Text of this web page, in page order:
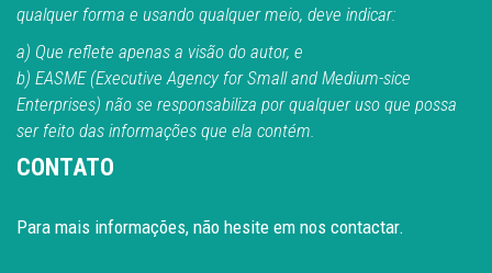
qualquer forma e usando qualquer meio, deve indicar:
a) Que reflete apenas a visão do autor, e
b) EASME (Executive Agency for Small and Medium-sice
Enterprises) não se responsabiliza por qualquer uso que possa
ser feito das informações que ela contém.
CONTATO
Para mais informações, não hesite em nos contactar.